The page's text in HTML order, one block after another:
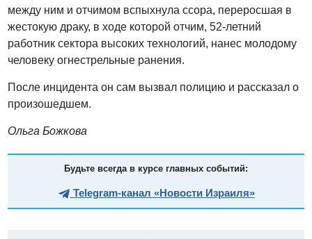
между ним и отчимом вспыхнула ссора, переросшая в
жестокую драку, в ходе которой отчим, 52-летний
работник сектора высоких технологий, нанес молодому
человеку огнестрельные ранения.
После инцидента он сам вызвал полицию и рассказал о
произошедшем.
Ольга Божкова
Будьте всегда в курсе главных событий:
Telegram-канал «Новости Израиля»